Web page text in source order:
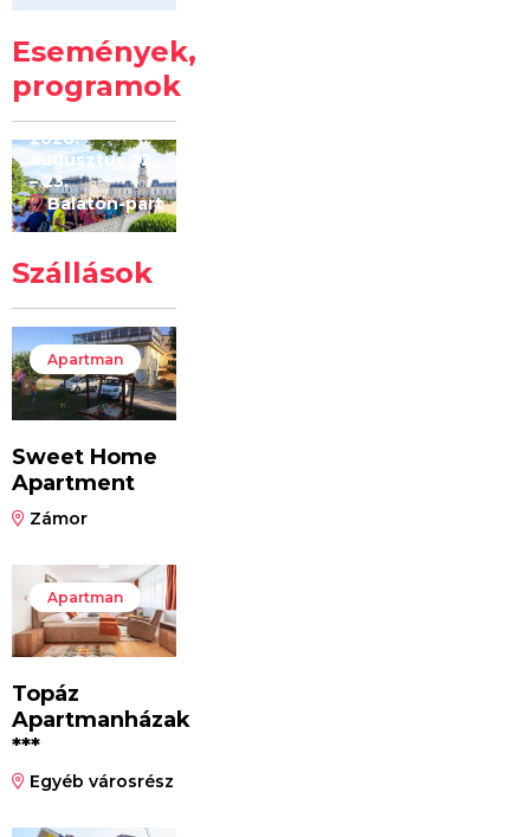
Események,
programok
Kilóméterek
2026
2026.
augusztus 22
– 23.
Balaton-part
Szállások
Apartman
Sweet Home
Apartment
Zámor
Apartman
Topáz
Apartmanházak
***
Egyéb városrész